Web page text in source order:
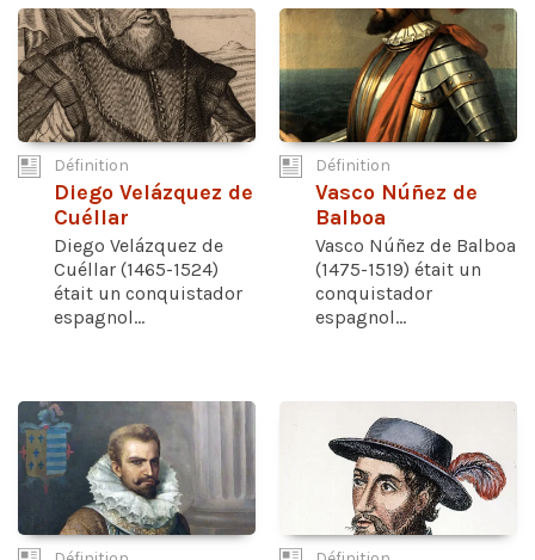
Définition
Diego Velázquez de
Cuéllar
Diego Velázquez de
Cuéllar (1465-1524)
était un conquistador
espagnol...
Définition
Vasco Núñez de
Balboa
Vasco Núñez de Balboa
(1475-1519) était un
conquistador
espagnol...